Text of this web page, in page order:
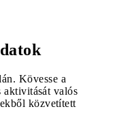
Kövesse a
aktivitását valós
közvetített